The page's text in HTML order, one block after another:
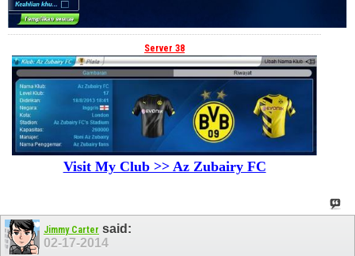
Server 38
Visit My Club >> Az Zubairy FC
Jimmy Carter said:
02-17-2014